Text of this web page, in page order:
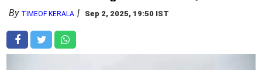
By TIMEOF KERALA Sep 2, 2025, 19:50 IST